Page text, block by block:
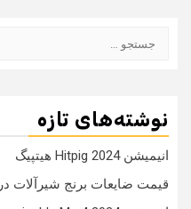
نوشته‌های تازه
انیمیشن Hitpig 2024 هیتپیگ
قیمت ضایعات برنج شیرآلات در 1403